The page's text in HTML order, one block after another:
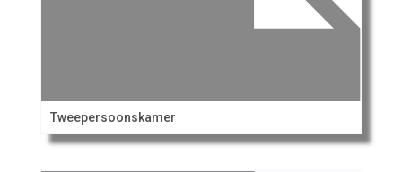
Tweepersoonskamer